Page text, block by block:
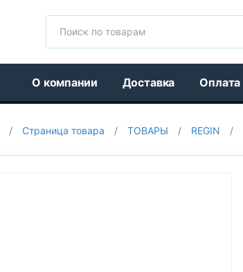
О компании Доставка Оплата
/ Страница товара / ТОВАРЫ / REGIN /